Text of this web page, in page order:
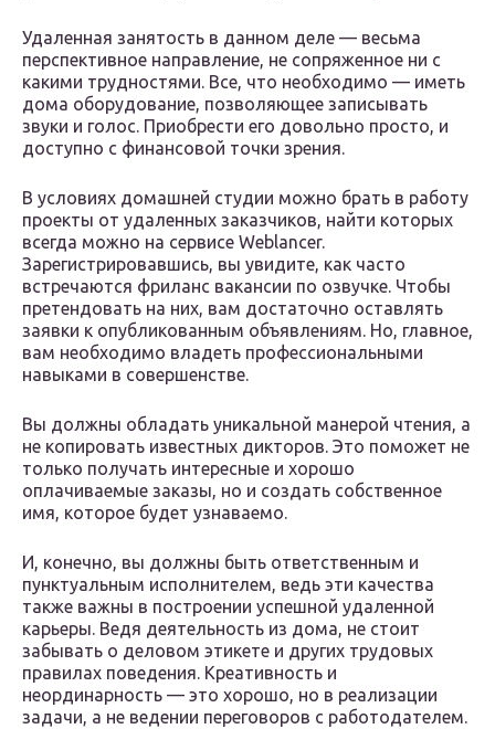
Удаленная занятость в данном деле — весьма
перспективное направление, не сопряженное ни с
какими трудностями. Все, что необходимо — иметь
дома оборудование, позволяющее записывать
звуки и голос. Приобрести его довольно просто, и
доступно с финансовой точки зрения.
В условиях домашней студии можно брать в работу
проекты от удаленных заказчиков, найти которых
всегда можно на сервисе Weblancer.
Зарегистрировавшись, вы увидите, как часто
встречаются фриланс вакансии по озвучке. Чтобы
претендовать на них, вам достаточно оставлять
заявки к опубликованным объявлениям. Но, главное,
вам необходимо владеть профессиональными
навыками в совершенстве.
Вы должны обладать уникальной манерой чтения, а
не копировать известных дикторов. Это поможет не
только получать интересные и хорошо
оплачиваемые заказы, но и создать собственное
имя, которое будет узнаваемо.
И, конечно, вы должны быть ответственным и
пунктуальным исполнителем, ведь эти качества
также важны в построении успешной удаленной
карьеры. Ведя деятельность из дома, не стоит
забывать о деловом этикете и других трудовых
правилах поведения. Креативность и
неординарность — это хорошо, но в реализации
задачи, а не ведении переговоров с работодателем.